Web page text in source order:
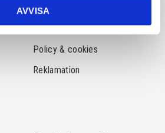
AVVISAFrågor & svar
Köpvillkor
Policy & cookies
Reklamation